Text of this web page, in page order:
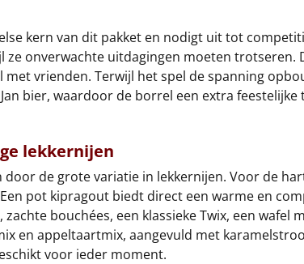
kern van dit pakket en nodigt uit tot
ze onverwachte uitdagingen moeten
vrienden. Terwijl het spel de spanning
bier, waardoor de borrel een extra
lekkernijen
door de grote variatie in lekkernijen. Voor de
pot kipragout biedt direct een warme en
bouchées, een klassieke Twix, een
en appeltaartmix, aangevuld met
voor ieder moment.